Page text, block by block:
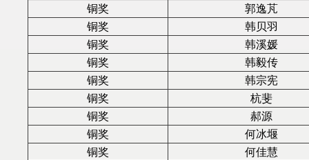
铜奖
郭逸芃
铜奖
韩贝羽
铜奖
韩溪媛
铜奖
韩毅传
铜奖
韩宗宪
铜奖
杭斐
铜奖
郝源
铜奖
何冰堰
铜奖
何佳慧